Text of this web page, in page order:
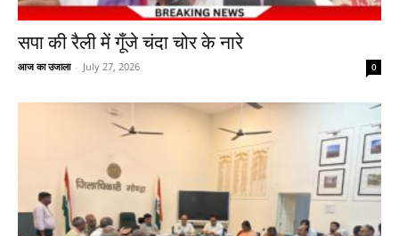
सपा की रैली में गूँजे चंदा चोर के नारे
आज का उजाला - July 27, 2026 0